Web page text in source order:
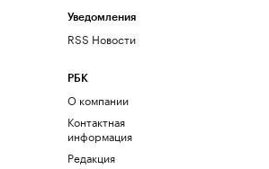
Уведомления
RSS Новости
РБК
О компании
Контактная
информация
Редакция